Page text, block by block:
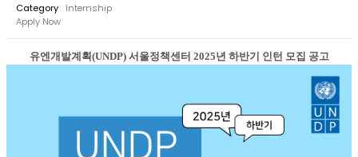
Category
Internship
Apply Now
유엔개발계획(UNDP) 서울정책센터 2025년 하반기 인턴 모집 공고